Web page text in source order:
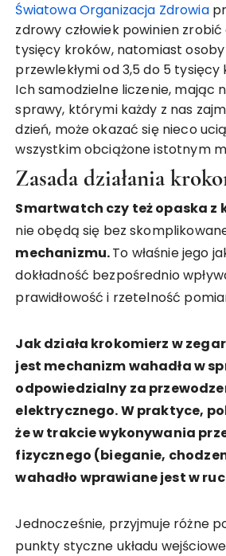
Światowa Organizacja Zdrowia
zdrowy człowiek powinien
tysięcy kroków, natomiast
przewlekłymi od 3,5 do 5 tysięcy
Ich samodzielne liczenie, mając
sprawy, którymi każdy z nas
dzień, może okazać się nieco
wszystkim obciążone istotnym
Zasada działania
Smartwatch czy też opaska z
nie obędą się bez
mechanizmu.To właśnie jego
dokładność bezpośrednio
prawidłowość i rzetelność
Jak działa krokomierz w
jest mechanizm wahadła w
odpowiedzialny za
elektrycznego. W praktyce,
że w trakcie wykonywania
fizycznego (bieganie,
wahadło wprawiane jest w
Jednocześnie, przyjmuje różne
punkty styczne układu